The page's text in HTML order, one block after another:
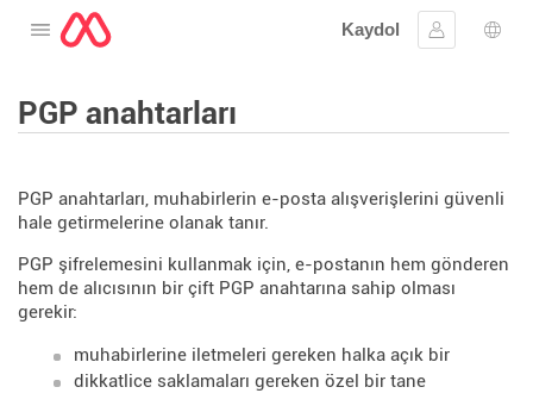
Menüyü aç
Kaydol
Oturum aç
Dil
PGP anahtarları
PGP anahtarları, muhabirlerin e-posta alışverişlerini güvenli
hale getirmelerine olanak tanır.
PGP şifrelemesini kullanmak için, e-postanın hem gönderen
hem de alıcısının bir çift PGP anahtarına sahip olması
gerekir:
muhabirlerine iletmeleri gereken halka açık bir
dikkatlice saklamaları gereken özel bir tane